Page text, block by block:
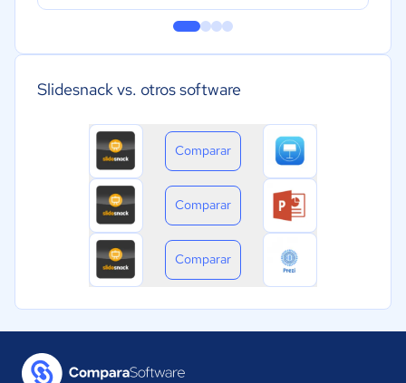
Slidesnack vs. otros software
Comparar
Comparar
Comparar